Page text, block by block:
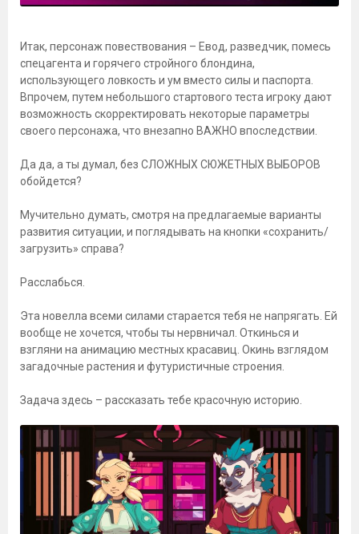
Итак, персонаж повествования – Евод, разведчик, помесь
спецагента и горячего стройного блондина,
использующего ловкость и ум вместо силы и паспорта.
Впрочем, путем небольшого стартового теста игроку дают
возможность скорректировать некоторые параметры
своего персонажа, что внезапно ВАЖНО впоследствии.
Да да, а ты думал, без СЛОЖНЫХ СЮЖЕТНЫХ ВЫБОРОВ
обойдется?
Мучительно думать, смотря на предлагаемые варианты
развития ситуации, и поглядывать на кнопки «сохранить/
загрузить» справа?
Расслабься.
Эта новелла всеми силами старается тебя не напрягать. Ей
вообще не хочется, чтобы ты нервничал. Откинься и
взгляни на анимацию местных красавиц. Окинь взглядом
загадочные растения и футуристичные строения.
Задача здесь – рассказать тебе красочную историю.